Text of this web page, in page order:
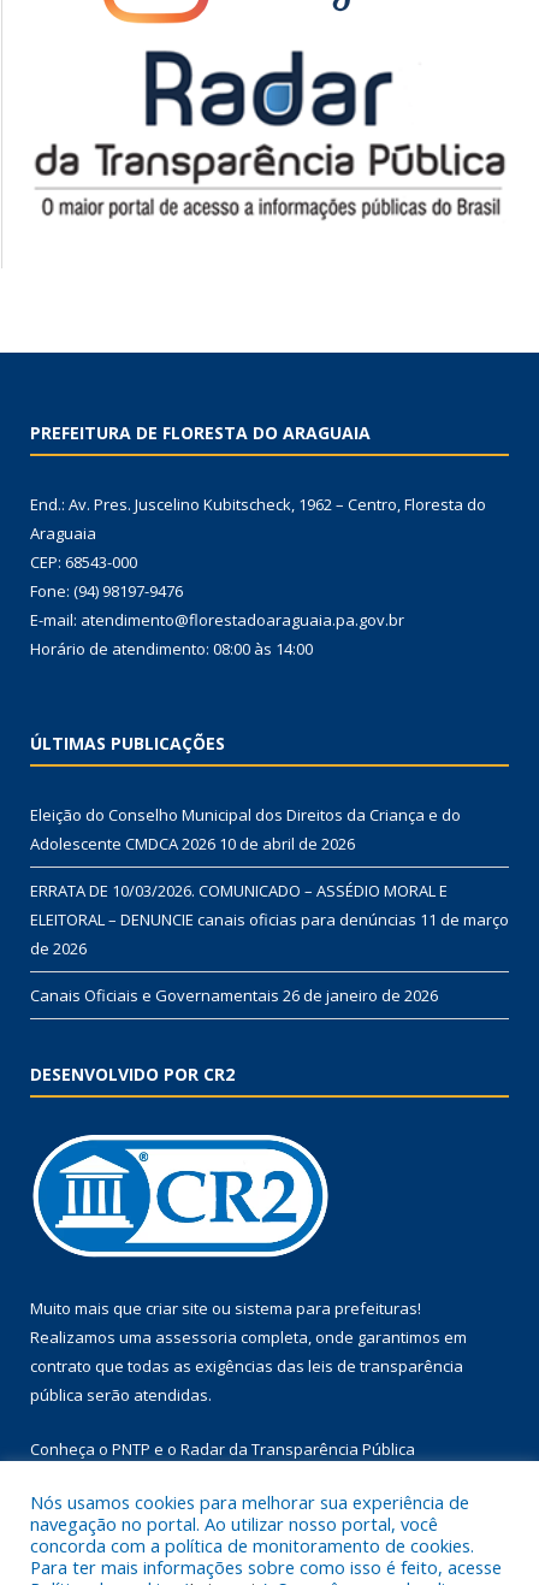
PREFEITURA DE FLORESTA DO ARAGUAIA
End.: Av. Pres. Juscelino Kubitscheck, 1962 – Centro, Floresta do
Araguaia
CEP: 68543-000
Fone: (94) 98197-9476
E-mail: atendimento@florestadoaraguaia.pa.gov.br
Horário de atendimento: 08:00 às 14:00
ÚLTIMAS PUBLICAÇÕES
Eleição do Conselho Municipal dos Direitos da Criança e do
Adolescente CMDCA 2026 10 de abril de 2026
ERRATA DE 10/03/2026. COMUNICADO – ASSÉDIO MORAL E
ELEITORAL – DENUNCIE canais oficias para denúncias 11 de março
de 2026
Canais Oficiais e Governamentais 26 de janeiro de 2026
DESENVOLVIDO POR CR2
Muito mais que criar site ou sistema para prefeituras!
Realizamos uma assessoria completa, onde garantimos em
contrato que todas as exigências das leis de transparência
pública serão atendidas.
Conheça o PNTP e o Radar da Transparência Pública
Todos os direitos reservados a Prefeitura Municipal de Floresta
Nós usamos cookies para melhorar sua experiência de
navegação no portal. Ao utilizar nosso portal, você
concorda com a política de monitoramento de cookies.
Para ter mais informações sobre como isso é feito, acesse